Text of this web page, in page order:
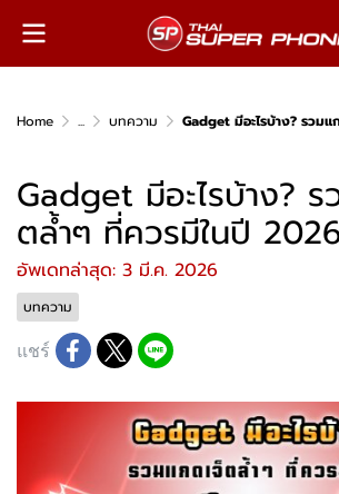
Home ... บทความ Gadget มีอะไรบ้าง? รวมแกด
Gadget มีอะไรบ้าง? ร
ตล้ำๆ ที่ควรมีในปี
อัพเดทล่าสุด: 3 มี.ค. 2026
บทความ
แชร์